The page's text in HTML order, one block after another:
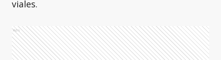
viales.
Ads